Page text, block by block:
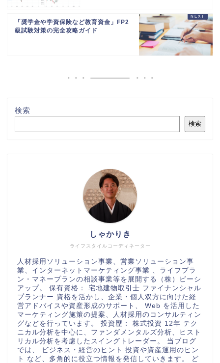
「奨学金や学資保険など教育資金」FP2
級試験対策の完全攻略ガイド
検索
検索
ライフスタイルコーディネーター
しゃかりき
人材採用ソリューション事業、営業ソリューション事
業、インターネットマーケティング事業 、ライフプラ
ン・マネープランの相談事業等を展開する（株）ビーシ
アップ。 保有資格： 宅地建物取引士 ファイナンシャル
プランナー 資格を活かし、企業・個人双方に向けた経
営アドバイスや資産形成のサポート、 Web を活用した
マーケティング施策の提案、人材採用のコンサルティン
グなどを行っています。 投資歴： 株式投資 12年 テク
ニカル分析を中心に、ファンダメンタルズ分析、ヒスト
リカル分析を考慮したスイングトレーダー。 当ブログ
では、 ビジネス・経営のヒント 投資や資産運用のヒン
ト など、多角的に役立つ情報を発信していきます。 ど